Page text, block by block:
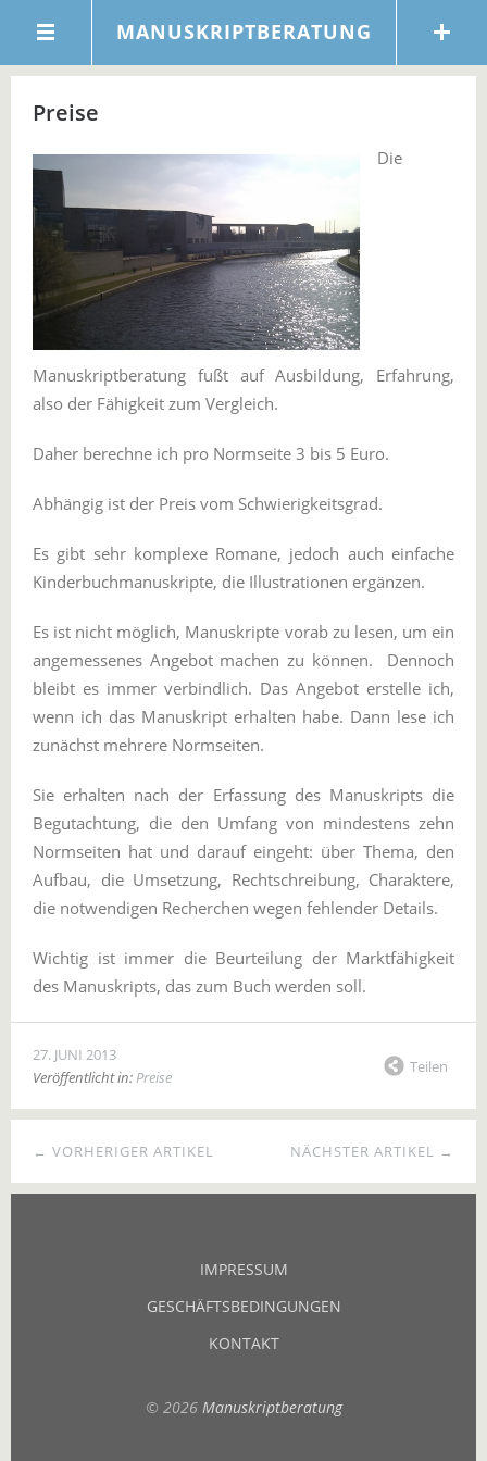
MANUSKRIPTBERATUNG
Preise
Die
Manuskriptberatung fußt auf Ausbildung, Erfahrung,
also der Fähigkeit zum Vergleich.
Daher berechne ich pro Normseite 3 bis 5 Euro.
Abhängig ist der Preis vom Schwierigkeitsgrad.
Es gibt sehr komplexe Romane, jedoch auch einfache
Kinderbuchmanuskripte, die Illustrationen ergänzen.
Es ist nicht möglich, Manuskripte vorab zu lesen, um ein
angemessenes Angebot machen zu können. Dennoch
bleibt es immer verbindlich. Das Angebot erstelle ich,
wenn ich das Manuskript erhalten habe. Dann lese ich
zunächst mehrere Normseiten.
Sie erhalten nach der Erfassung des Manuskripts die
Begutachtung, die den Umfang von mindestens zehn
Normseiten hat und darauf eingeht: über Thema, den
Aufbau, die Umsetzung, Rechtschreibung, Charaktere,
die notwendigen Recherchen wegen fehlender Details.
Wichtig ist immer die Beurteilung der Marktfähigkeit
des Manuskripts, das zum Buch werden soll.
27. JUNI 2013
Veröffentlicht in:Preise
Teilen
NÄCHSTER ARTIKEL →
← VORHERIGER ARTIKEL
IMPRESSUM
GESCHÄFTSBEDINGUNGEN
KONTAKT
© 2026 Manuskriptberatung